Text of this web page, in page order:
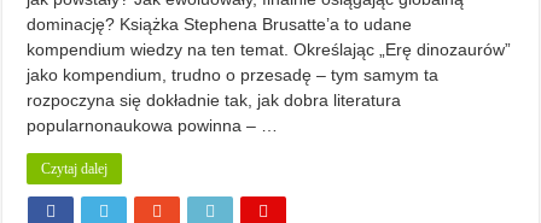
dominację? Książka Stephena Brusatte’a to udane
kompendium wiedzy na ten temat. Określając „Erę dinozaurów”
jako kompendium, trudno o przesadę – tym samym ta
rozpoczyna się dokładnie tak, jak dobra literatura
popularnonaukowa powinna – …
Czytaj dalej